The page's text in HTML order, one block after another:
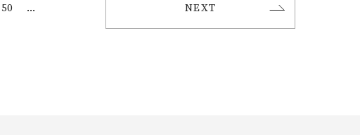
50 ... NEXT